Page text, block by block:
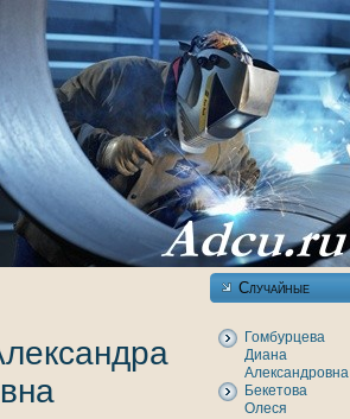
Случайные
Гомбурцева
Дианa
Александровнa
Бекетова
Олеся